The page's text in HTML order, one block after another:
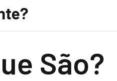
São?